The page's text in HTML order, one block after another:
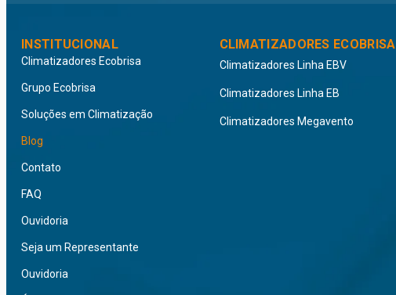
INSTITUCIONAL
Climatizadores Ecobrisa
Grupo Ecobrisa
Soluções em Climatização
Blog
Contato
FAQ
Ouvidoria
Seja um Representante
Ouvidoria
CLIMATIZADORES ECOBRISA
Climatizadores Linha EBV
Climatizadores Linha EB
Climatizadores Megavento